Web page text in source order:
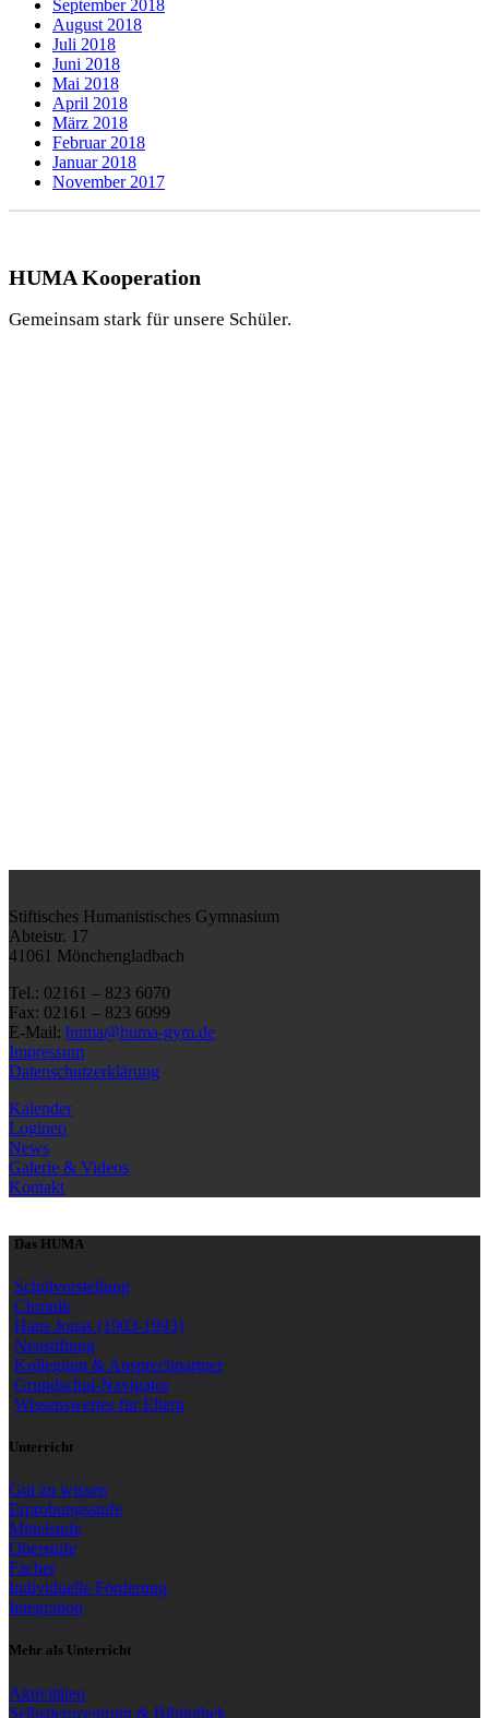
September 2018
August 2018
Juli 2018
Juni 2018
Mai 2018
April 2018
März 2018
Februar 2018
Januar 2018
November 2017
HUMA Kooperation
Gemeinsam stark für unsere Schüler.
Stiftisches Humanistisches Gymnasium
Abteistr. 17
41061 Mönchengladbach
Tel.: 02161 – 823 6070
Fax: 02161 – 823 6099
E-Mail: huma@huma-gym.de
Impressum
Datenschutzerklärung
Kalender
Logineo
News
Galerie & Videos
Kontakt
Das HUMA
Schulvorstellung
Chronik
Hans Jonas (1903-1993)
Neustiftung
Kollegium & Ansprechpartner
Grundschul-Navigator
Wissenswertes für Eltern
Unterricht
Gut zu wissen
Erprobungsstufe
Mittelstufe
Oberstufe
Fächer
Individuelle Förderung
Integration
Mehr als Unterricht
Aktivitäten
Selbstlernzentrum & Bibliothek